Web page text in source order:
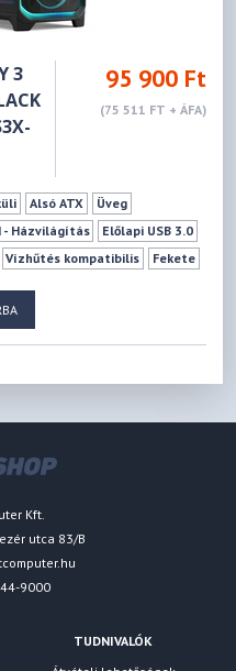
3
95 900 Ft
(75 511 FT + ÁFA)
Alsó ATX
Üveg
- Házvilágítás
Előlapi USB 3.0
Vízhűtés kompatibilis
Fekete
Kft.
utca 83/B
9000
TUDNIVALÓK